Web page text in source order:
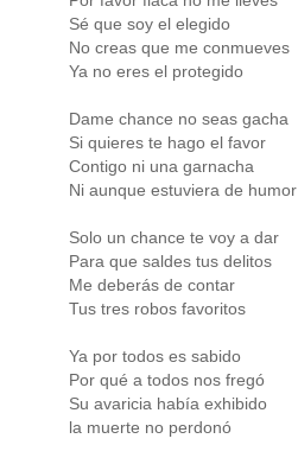
Sé que soy el elegido
No creas que me conmueves
Ya no eres el protegido
Dame chance no seas gacha
Si quieres te hago el favor
Contigo ni una garnacha
Ni aunque estuviera de humor
Solo un chance te voy a dar
Para que saldes tus delitos
Me deberás de contar
Tus tres robos favoritos
Ya por todos es sabido
Por qué a todos nos fregó
Su avaricia había exhibido
la muerte no perdonó